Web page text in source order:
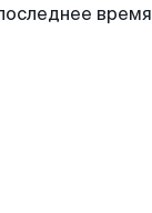
время